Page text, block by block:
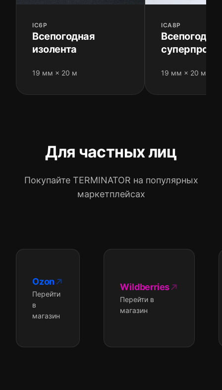
IC6P
Всепогодная
изолента
19 мм × 20 м
ICA8P
19 мм × 20 м
Для частных лиц
Покупайте TERMINATOR на популярных
маркетплейсах
Ozon
Перейти
в
магазин
Wildberries
Перейти в
магазин